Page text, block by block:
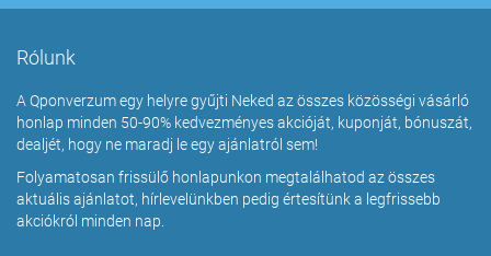
Rólunk
A Qponverzum egy helyre gyűjti Neked az összes közösségi vásárló
honlap minden 50-90% kedvezményes akcióját, kuponját, bónuszát,
dealjét, hogy ne maradj le egy ajánlatról sem!
Folyamatosan frissülő honlapunkon megtalálhatod az összes
aktuális ajánlatot, hírlevelünkben pedig értesítünk a legfrissebb
akciókról minden nap.